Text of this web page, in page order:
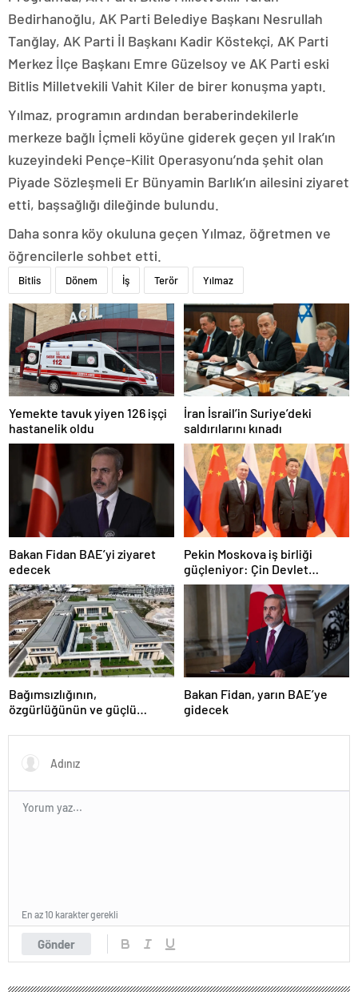
Bedirhanoğlu, AK Parti Belediye Başkanı Nesrullah
Tanğlay, AK Parti İl Başkanı Kadir Köstekçi, AK Parti
Merkez İlçe Başkanı Emre Güzelsoy ve AK Parti eski
Bitlis Milletvekili Vahit Kiler de birer konuşma yaptı.
Yılmaz, programın ardından beraberindekilerle
merkeze bağlı İçmeli köyüne giderek geçen yıl Irak’ın
kuzeyindeki Pençe-Kilit Operasyonu’nda şehit olan
Piyade Sözleşmeli Er Bünyamin Barlık’ın ailesini ziyaret
etti, başsağlığı dileğinde bulundu.
Daha sonra köy okuluna geçen Yılmaz, öğretmen ve
öğrencilerle sohbet etti.
Bitlis Dönem İş Terör Yılmaz
Yemekte tavuk yiyen 126 işçi
hastanelik oldu
İran İsrail’in Suriye’deki
saldırılarını kınadı
Bakan Fidan BAE’yi ziyaret
edecek
Pekin Moskova iş birliği
güçleniyor: Çin Devlet
Başkanı Zafer Günü için
Rusya’da olacak
Bağımsızlığının,
özgürlüğünün ve güçlü
Türkiye’den Yavru Vatan’a dev
eserler…
Bakan Fidan, yarın BAE’ye
gidecek
Gönder
En az 10 karakter gerekli